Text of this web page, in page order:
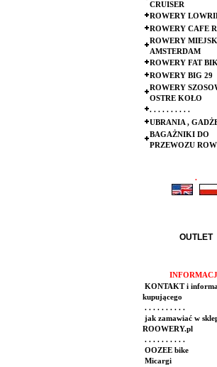
CRUISER
ROWERY
ROWERY CAFE
ROWERY
AMSTERDAM
ROWERY FAT
ROWERY BIG 29
ROWERY
OSTRE KOŁO
. . . . . . . . . .
UBRANIA ,
BAGAŻNIKI DO
PRZEWOZU
.
OUTLET
KONTAKT i
kupującego
. . . . . . . . . .
jak zamawiać w
ROOWERY.pl
. . . . . . . . . .
OOZEE bike
Micargi